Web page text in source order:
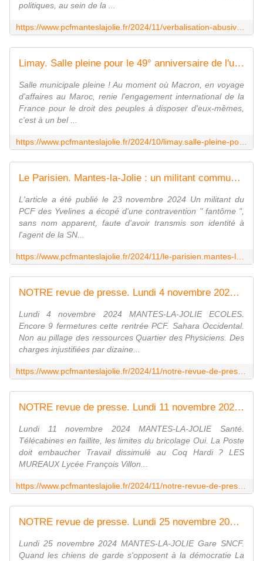
politiques, au sein de la ...
Limay. Salle pleine pour le 49° anniversaire de l'unité sahraouie - Le blog de pcfmanteslajolie
Salle municipale pleine ! Au moment où Macron, en voyage
d'affaires au Maroc, renie l'engagement international de la
France pour le droit des peuples à disposer d'eux-mêmes,
c'est à un bel ...
Le Parisien. Mantes-la-Jolie : un militant communiste verbalisé... pour avoir tracté devant la gare - Le blog de pcfmanteslajolie
L'article a été publié le 23 novembre 2024 Un militant du
PCF des Yvelines a écopé d'une contravention " fantôme ",
sans nom apparent, faute d'avoir transmis son identité à
l'agent de la SN...
NOTRE revue de presse. Lundi 4 novembre 2024 - Le blog de pcfmanteslajolie
Lundi 4 novembre 2024 MANTES-LA-JOLIE ECOLES.
Encore 9 fermetures cette rentrée PCF. Sahara Occidental.
Non au pillage des ressources Quartier des Physiciens. Des
charges injustifiées par dizaine...
NOTRE revue de presse. Lundi 11 novembre 2024 - Le blog de pcfmanteslajolie
Lundi 11 novembre 2024 MANTES-LA-JOLIE Santé.
Télécabines en faillite, les limites du bricolage Oui. La Poste
doit embaucher Travail dissimulé au Coq Hardi ? LES
MUREAUX Lycée François Villon...
NOTRE revue de presse. Lundi 25 novembre 2024 - Le blog de pcfmanteslajolie
Lundi 25 novembre 2024 MANTES-LA-JOLIE Gare SNCF.
Quand les chiens de garde s'opposent à la démocratie La